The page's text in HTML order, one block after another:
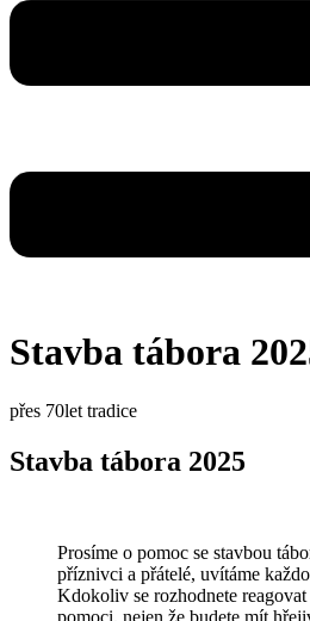
Stavba tábora
přes 70let tradice
Stavba tábora 2025
Prosíme o pomoc se stavbou
příznivci a přátelé, uvítáme
Kdokoliv se rozhodnete
pomoci, nejen že budete mít